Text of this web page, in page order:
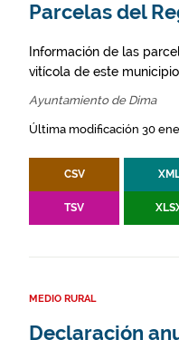
Parcelas del
Información de las
vitícola de este
Ayuntamiento de Dima
Última modificación 30
CSV
TSV
MEDIO RURAL
Declaración